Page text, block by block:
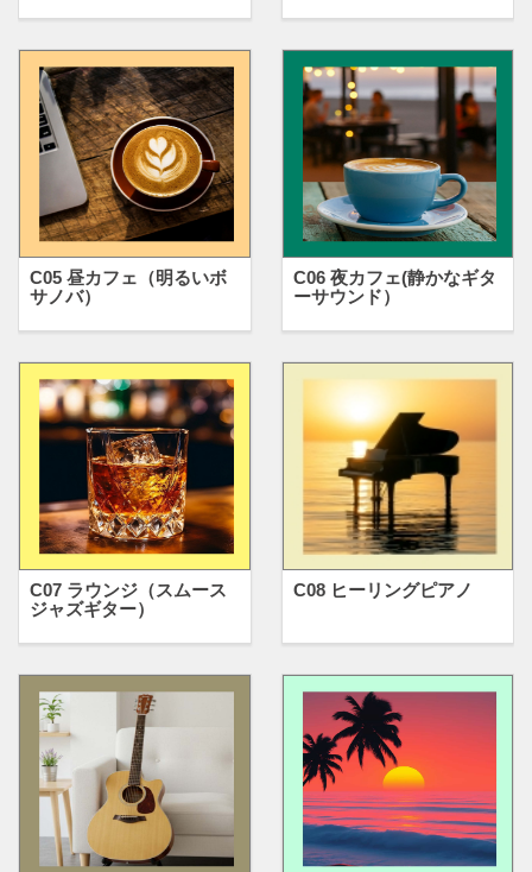
C05 昼カフェ（明るいボ
サノバ）
C06 夜カフェ(静かなギタ
ーサウンド）
C07 ラウンジ（スムース
ジャズギター）
C08 ヒーリングピアノ